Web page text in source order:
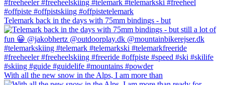
Telemark back in the days with 75mm bindings - but
With all the new snow in the Alps, I am more than